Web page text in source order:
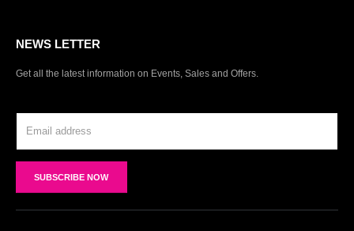
NEWS LETTER
Get all the latest information on Events, Sales and Offers.